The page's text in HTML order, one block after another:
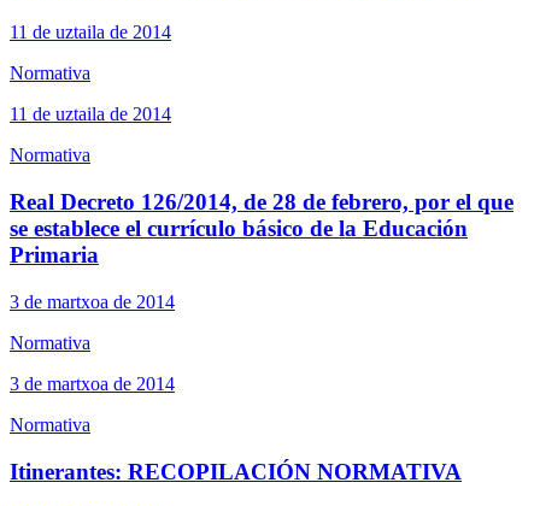
11 de uztaila de 2014
Normativa
11 de uztaila de 2014
Normativa
Real Decreto 126/2014, de 28 de febrero, por el que
se establece el currículo básico de la Educación
Primaria
3 de martxoa de 2014
Normativa
3 de martxoa de 2014
Normativa
Itinerantes: RECOPILACIÓN NORMATIVA